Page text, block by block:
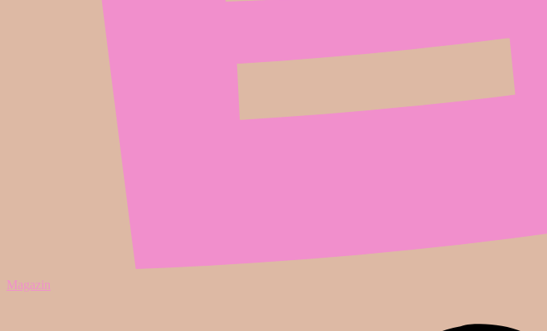
Magazin